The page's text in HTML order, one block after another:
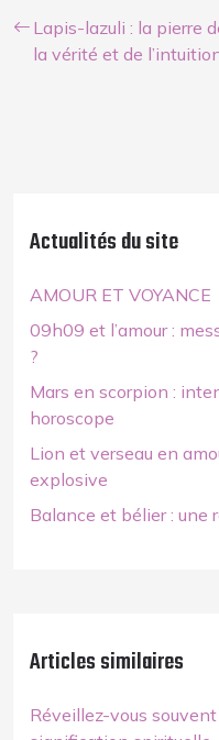
Lapis-lazuli : la pierre
la vérité et de
Actualités du site
AMOUR ET VOYANCE
09h09 et l’amour :
?
Mars en scorpion :
horoscope
Lion et verseau en
explosive
Balance et bélier : une
Articles similaires
Réveillez-vous